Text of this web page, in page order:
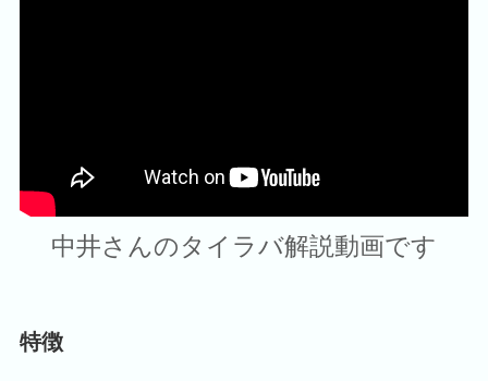
中井さんのタイラバ解説動画です
特徴